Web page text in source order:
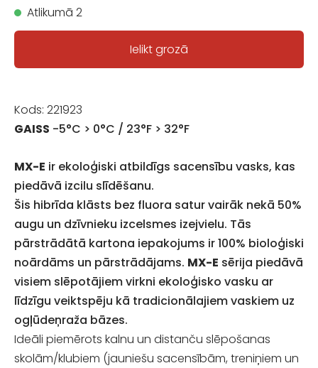
Atlikumā 2
Ielikt grozā
Kods: 221923
GAISS -5°C > 0°C / 23°F > 32°F
MX-E ir ekoloģiski atbildīgs sacensību vasks, kas
piedāvā izcilu slīdēšanu.
Šis hibrīda klāsts bez fluora satur vairāk nekā 50%
augu un dzīvnieku izcelsmes izejvielu. Tās
pārstrādātā kartona iepakojums ir 100% bioloģiski
noārdāms un pārstrādājams. MX-E sērija piedāvā
visiem slēpotājiem virkni ekoloģisko vasku ar
līdzīgu veiktspēju kā tradicionālajiem vaskiem uz
ogļūdeņraža bāzes.
Ideāli piemērots kalnu un distanču slēpošanas
skolām/klubiem (jauniešu sacensībām, treniņiem un